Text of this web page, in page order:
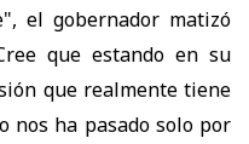
el gobernador matizó
que estando en su
que realmente tiene
nos ha pasado solo por